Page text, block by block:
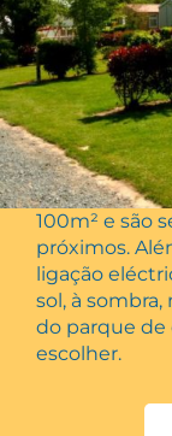
campos de
100m² e são
próximos.
ligação
sol, à
do parque de
escolher.